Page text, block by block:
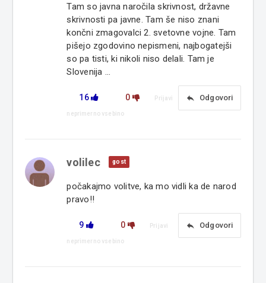
Tam so javna naročila skrivnost, državne
skrivnosti pa javne. Tam še niso znani
končni zmagovalci 2. svetovne vojne. Tam
pišejo zgodovino nepismeni, najbogatejši
so pa tisti, ki nikoli niso delali. Tam je
Slovenija ...
16 0 reply Odgovori
Prijavi
neprimerno vsebino
volilec gost
počakajmo volitve, ka mo vidli ka de narod
pravo!!
9 0 reply Odgovori
Prijavi
neprimerno vsebino